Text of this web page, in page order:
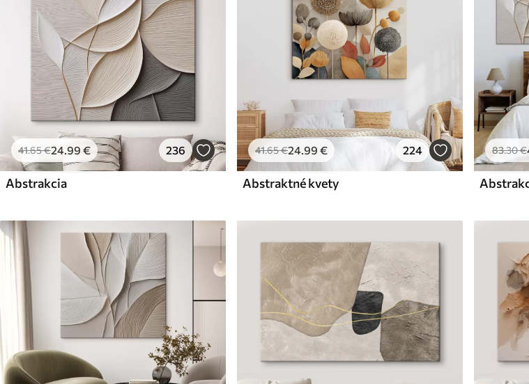
✗ Ekologický materiál Ekologický materiál ✓Ekologický materiál
41.65€24.99 € 236
Abstrakcia
41.65€24.99 € 224
Abstraktné kvety
83.30€